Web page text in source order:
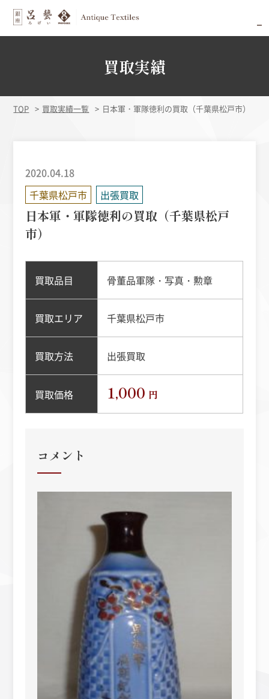
買取実績
TOP 買取実績一覧 日本軍・軍隊徳利の買取（千葉県松戸市）
2020.04.18
千葉県松戸市
出張買取
日本軍・軍隊徳利の買取（千葉県松戸
市）
買取品目 骨董品軍隊・写真・勲章
買取エリア 千葉県松戸市
買取方法 出張買取
買取価格 1,000 円
コメント